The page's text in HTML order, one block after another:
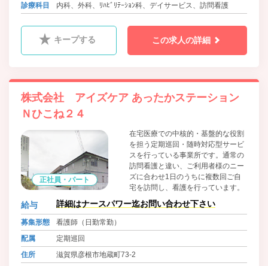
診療科目
内科、外科、ﾘﾊﾋﾞﾘﾃｰｼｮﾝ科、デイサービス、訪問看護
キープする この求人の詳細
株式会社 アイズケア あったかステーション
Ｎひこね２４
正社員・パート
在宅医療での中核的・基盤的な役割
を担う定期巡回・随時対応型サービ
スを行っている事業所です。通常の
訪問看護と違い、ご利用者様のニー
ズに合わせ1日のうちに複数回ご自
宅を訪問し、看護を行っています。
給与 詳細はナースパワー迄お問い合わせ下さい
募集形態
看護師（日勤常勤）
配属
定期巡回
住所
滋賀県彦根市地蔵町73-2